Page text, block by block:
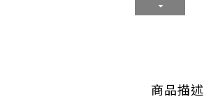
商品描述